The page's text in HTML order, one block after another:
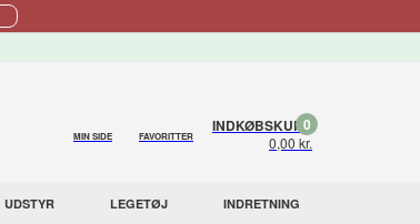
MIN SIDE FAVORITTER
INDKØBSKURV
0,00 kr.
0
UDSTYR LEGETØJ INDRETNING